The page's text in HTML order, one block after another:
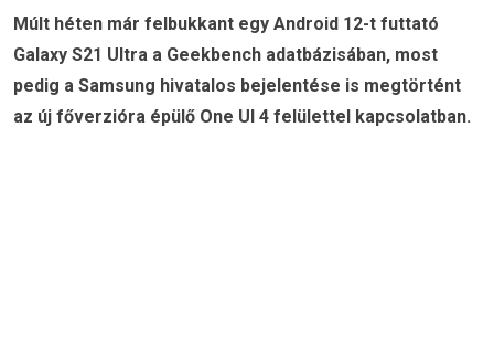
Múlt héten már felbukkant egy Android 12-t futtató
Galaxy S21 Ultra a Geekbench adatbázisában, most
pedig a Samsung hivatalos bejelentése is megtörtént
az új főverzióra épülő One UI 4 felülettel kapcsolatban.